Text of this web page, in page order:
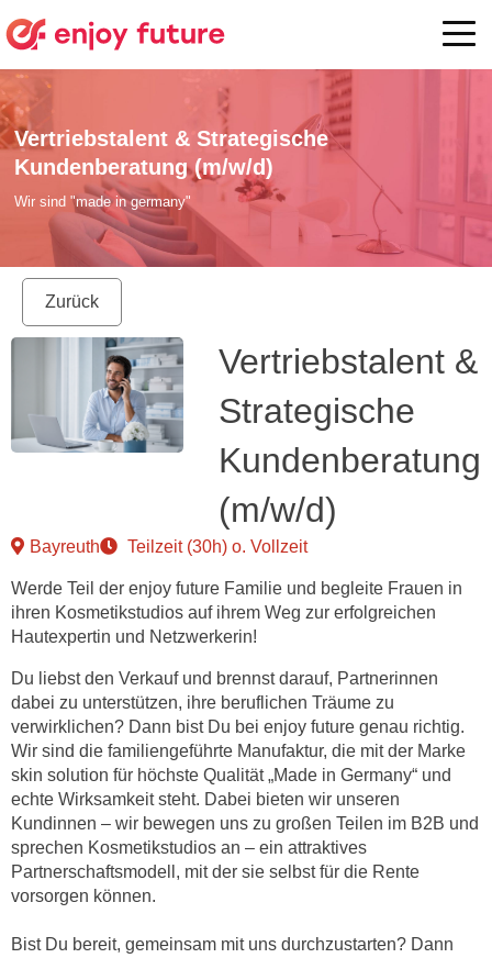
Vertriebstalent & Strategische
Kundenberatung (m/w/d)
Wir sind "made in germany"
Zurück
Vertriebstalent &
Strategische
Kundenberatung
(m/w/d)
Bayreuth Teilzeit (30h) o. Vollzeit
Werde Teil der enjoy future Familie und begleite Frauen in
ihren Kosmetikstudios auf ihrem Weg zur erfolgreichen
Hautexpertin und Netzwerkerin!
Du liebst den Verkauf und brennst darauf, Partnerinnen
dabei zu unterstützen, ihre beruflichen Träume zu
verwirklichen? Dann bist Du bei enjoy future genau richtig.
Wir sind die familiengeführte Manufaktur, die mit der Marke
skin solution für höchste Qualität „Made in Germany“ und
echte Wirksamkeit steht. Dabei bieten wir unseren
Kundinnen – wir bewegen uns zu großen Teilen im B2B und
sprechen Kosmetikstudios an – ein attraktives
Partnerschaftsmodell, mit der sie selbst für die Rente
vorsorgen können.
Bist Du bereit, gemeinsam mit uns durchzustarten? Dann